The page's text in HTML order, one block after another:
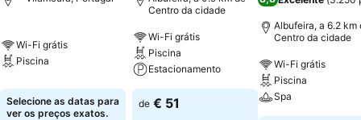
Wi-Fi grátis
Piscina
Selecione as datas para
ver os preços exatos.
Centro da cidade
Wi-Fi grátis
Piscina
Estacionamento
de € 51
Albufeira, a 6.2 km
Centro da cidade
Wi-Fi grátis
Piscina
Spa